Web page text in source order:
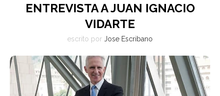
ENTREVISTA A JUAN IGNACIO
VIDARTE
escrito por Jose Escribano